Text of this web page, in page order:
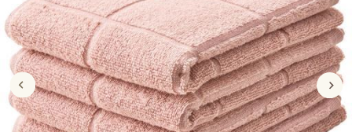
キッチン・雑貨・日用品
家具・収納
寝具・ベッド
カーテン・ラグ・ファブリック
美容・健康通販すべて
美容・健康・サプリメント
制服・スクール
制服・スクールすべて
制服・学生服
大きいサイズ
大きいサイズ通販すべて
バーゲン
寝具・ベッド
カーテン・ラグ・ファブリック
美容・健康・サプリメント
制服・スクールすべて
制服・学生服
ジュニア・ティーンズ下着
大きいサイズ
大きいサイズ通販すべて
大きいサイズ レディース服
バーゲン
バーゲンセール
詳細検索